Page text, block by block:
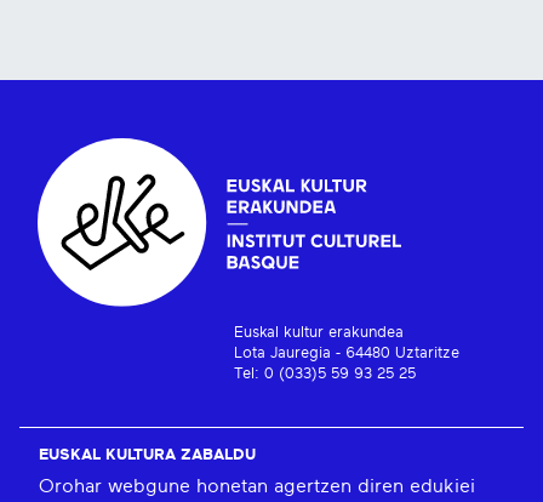
Euskal kultur erakundea
Lota Jauregia - 64480 Uztaritze
Tel: 0 (033)5 59 93 25 25
EUSKAL KULTURA ZABALDU
Orohar webgune honetan agertzen diren edukiei